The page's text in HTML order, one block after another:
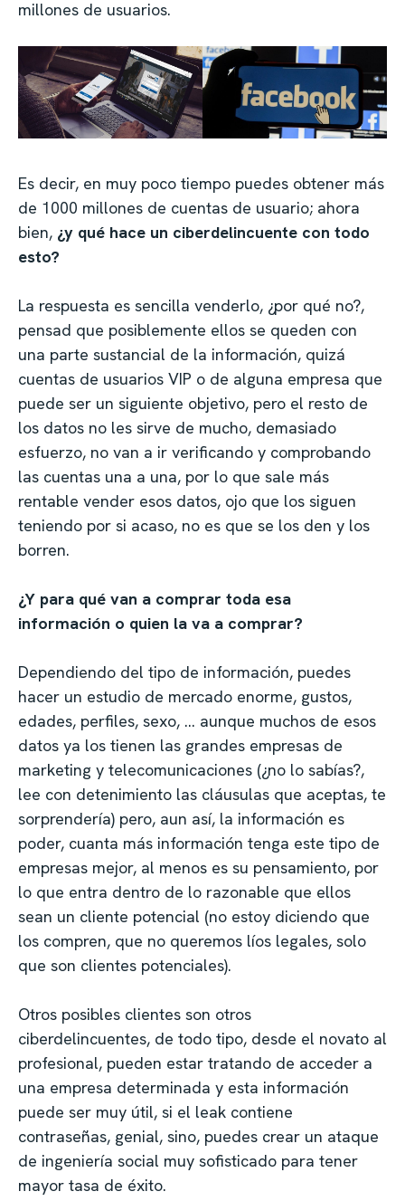
millones de usuarios.
Es decir, en muy poco tiempo puedes obtener más
de 1000 millones de cuentas de usuario; ahora
bien, ¿y qué hace un ciberdelincuente con todo
esto?
La respuesta es sencilla venderlo, ¿por qué no?,
pensad que posiblemente ellos se queden con
una parte sustancial de la información, quizá
cuentas de usuarios VIP o de alguna empresa que
puede ser un siguiente objetivo, pero el resto de
los datos no les sirve de mucho, demasiado
esfuerzo, no van a ir verificando y comprobando
las cuentas una a una, por lo que sale más
rentable vender esos datos, ojo que los siguen
teniendo por si acaso, no es que se los den y los
borren.
¿Y para qué van a comprar toda esa
información o quien la va a comprar?
Dependiendo del tipo de información, puedes
hacer un estudio de mercado enorme, gustos,
edades, perfiles, sexo, … aunque muchos de esos
datos ya los tienen las grandes empresas de
marketing y telecomunicaciones (¿no lo sabías?,
lee con detenimiento las cláusulas que aceptas, te
sorprendería) pero, aun así, la información es
poder, cuanta más información tenga este tipo de
empresas mejor, al menos es su pensamiento, por
lo que entra dentro de lo razonable que ellos
sean un cliente potencial (no estoy diciendo que
los compren, que no queremos líos legales, solo
que son clientes potenciales).
Otros posibles clientes son otros
ciberdelincuentes, de todo tipo, desde el novato al
profesional, pueden estar tratando de acceder a
una empresa determinada y esta información
puede ser muy útil, si el leak contiene
contraseñas, genial, sino, puedes crear un ataque
de ingeniería social muy sofisticado para tener
mayor tasa de éxito.